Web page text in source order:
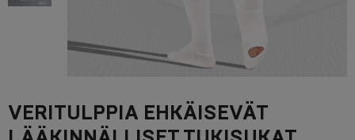
VERITULPPIA EHKÄISEVÄT